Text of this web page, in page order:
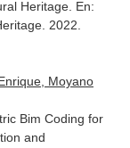
Heritage. En:
. 2022.
Moyano
Bim Coding for
and